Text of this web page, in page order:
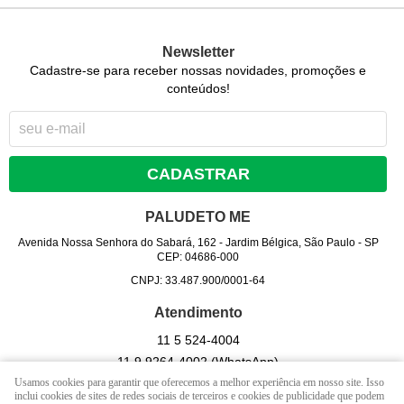
Newsletter
Cadastre-se para receber nossas novidades, promoções e
conteúdos!
CADASTRAR
PALUDETO ME
Avenida Nossa Senhora do Sabará, 162 - Jardim Bélgica, São Paulo- SP
CEP: 04686-000
CNPJ: 33.487.900/0001-64
Atendimento
11 5524-4004
11 99264-4002(WhatsApp)
Seg - Sex 09hrs às 17 hrs. / Sab - 09 hrs às 13 hrs. (exceto
Usamos cookies para garantir que oferecemos a melhor experiência em nosso site. Isso
inclui cookies de sites de redes sociais de terceiros e cookies de publicidade que podem